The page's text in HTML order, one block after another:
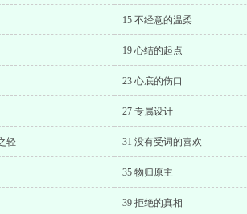
15 不经意的温柔
19 心结的起点
23 心底的伤口
27 专属设计
轻 31 没有受词的喜欢
35 物归原主
39 拒绝的真相